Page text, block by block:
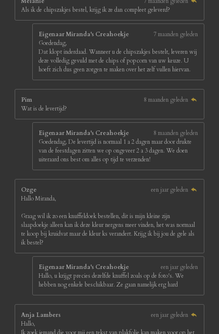
r
Als ik de chipszakjes bestel, krijg ik ze dan compleet geleverd?
Eigenaar Miranda's Creahoekje
7 maanden geleden
Goedendag,
Dat klopt inderdaad. Wanneer u de chipszakjes bestelt, leveren wij
deze volledig gevuld met de chips of popcorn van uw keuze. U
hoeft zich dus geen zorgen te maken over het zelf vullen hiervan.
Pim
8 maanden geleden
Wat is de levertijd?
Eigenaar Miranda's Creahoekje
8 maanden geleden
Goedendag, De levertijd is normaal 1 a 2 dagen maar door drukte
van de feestdagen zitten we op ongeveer 2 a 3 dagen. We doen
uiteraard ons best om alles op tijd te verzenden!
Ozge
een jaar geleden
Hallo Miranda,
Graag wil ik zo een knuffeldoek bestellen, dit is mijn kleine zijn
slaapdoekje alleen kan ik deze kleur nergens meer vinden, het was normaal
te koop bij kruidvat maar de kleur ks verandert. Krijg ik bij jou de gele als
ik bestel?
Eigenaar Miranda's Creahoekje
een jaar geleden
Hallo, u krijgt precies dezelfde knuffel zoals op de foto's. We
hebben nog enkele beschikbaar. Ze gaan namelijk erg hard
Anja Lambers
een jaar geleden
Hallo,